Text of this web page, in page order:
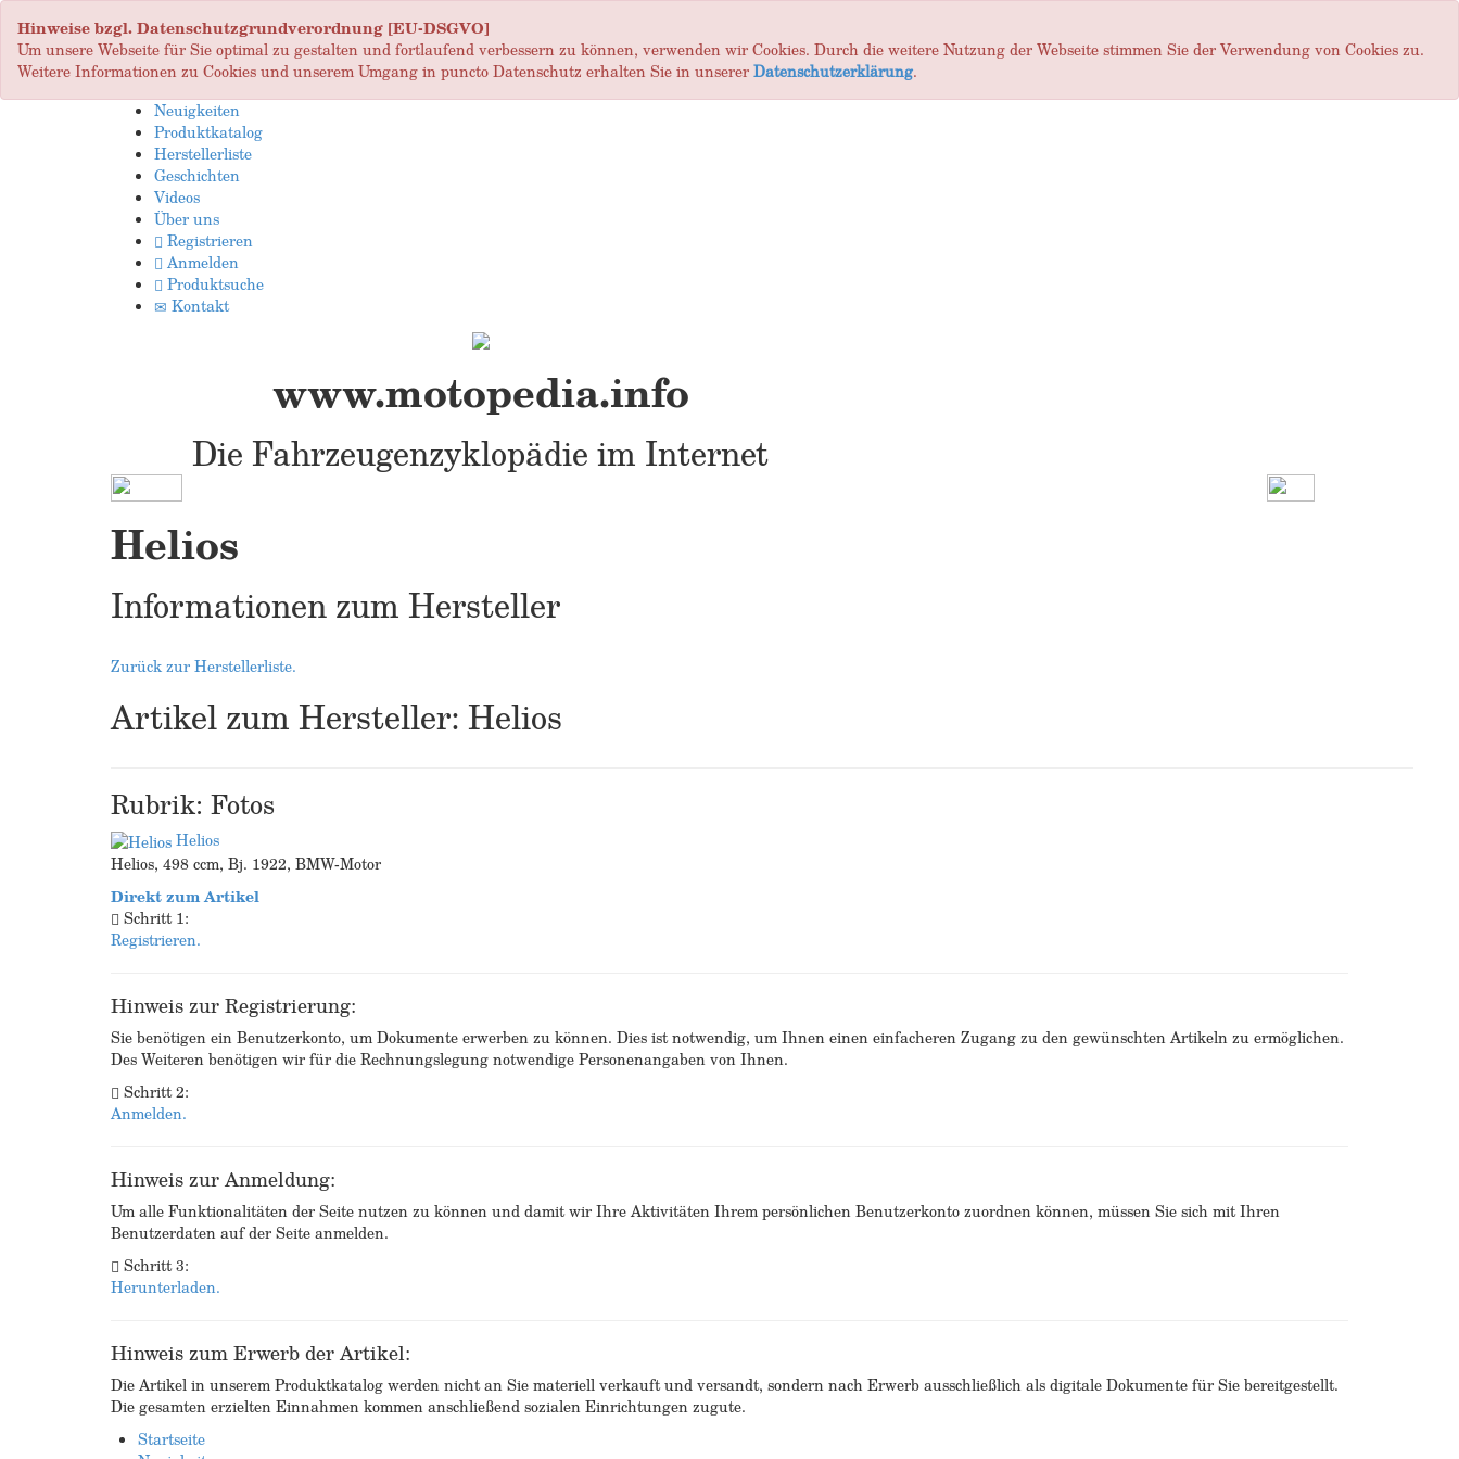
Hinweise bzgl. Datenschutzgrundverordnung [EU-DSGVO]
Um unsere Webseite für Sie optimal zu gestalten und fortlaufend verbessern zu können, verwenden wir Cookies. Durch die weitere Nutzung der Webseite stimmen Sie der Verwendung von Cookies zu.
Weitere Informationen zu Cookies und unserem Umgang in puncto Datenschutz erhalten Sie in unsererDatenschutzerklärung.
Neuigkeiten
Produktkatalog
Herstellerliste
Geschichten
Videos
Über uns
Registrieren
Anmelden
Produktsuche
Kontakt
www.motopedia.info
Die Fahrzeugenzyklopädie im Internet
Helios
Informationen zum Hersteller
Zurück zur Herstellerliste.
Artikel zum Hersteller: Helios
Rubrik: Fotos
Helios
Helios, 498 ccm, Bj. 1922, BMW-Motor
Direkt zum Artikel
Schritt 1:
Registrieren.
Hinweis zur Registrierung:
Sie benötigen ein Benutzerkonto, um Dokumente erwerben zu können. Dies ist notwendig, um Ihnen einen einfacheren Zugang zu den gewünschten Artikeln zu ermöglichen.
Des Weiteren benötigen wir für die Rechnungslegung notwendige Personenangaben von Ihnen.
Schritt 2:
Anmelden.
Hinweis zur Anmeldung:
Um alle Funktionalitäten der Seite nutzen zu können und damit wir Ihre Aktivitäten Ihrem persönlichen Benutzerkonto zuordnen können, müssen Sie sich mit Ihren
Benutzerdaten auf der Seite anmelden.
Schritt 3:
Herunterladen.
Hinweis zum Erwerb der Artikel:
Die Artikel in unserem Produktkatalog werden nicht an Sie materiell verkauft und versandt, sondern nach Erwerb ausschließlich als digitale Dokumente für Sie bereitgestellt.
Die gesamten erzielten Einnahmen kommen anschließend sozialen Einrichtungen zugute.
Startseite